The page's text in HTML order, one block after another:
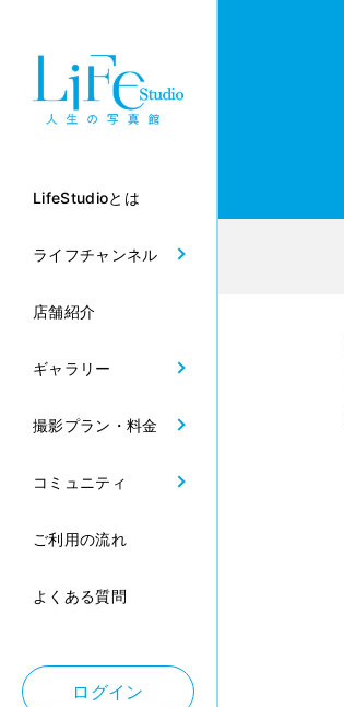
LifeStudioとは
ライフチャンネル
店舗紹介
ギャラリー
撮影プラン・料金
コミュニティ
ご利用の流れ
よくある質問
ログイン